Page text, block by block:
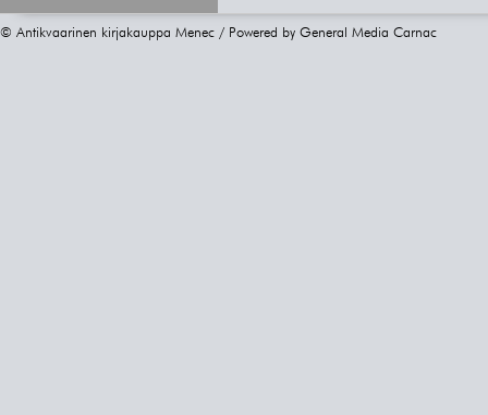
© Antikvaarinen kirjakauppa Menec / Powered by General Media Carnac